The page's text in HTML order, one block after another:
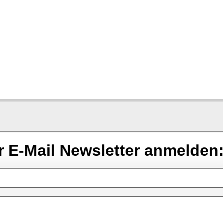
E-Mail Newsletter anmelden: